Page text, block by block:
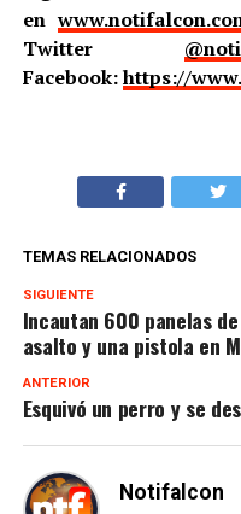
en
Twitter
Facebook:https://
TEMAS RELACIONADOS
SIGUIENTE
Incautan 600 panelas
asalto y una pistola en
ANTERIOR
Esquivó un perro y se
Notifalcon